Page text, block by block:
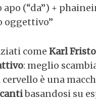
(“da”) +
oggettivo”
come Karl
: meglio
è una
basandosi su